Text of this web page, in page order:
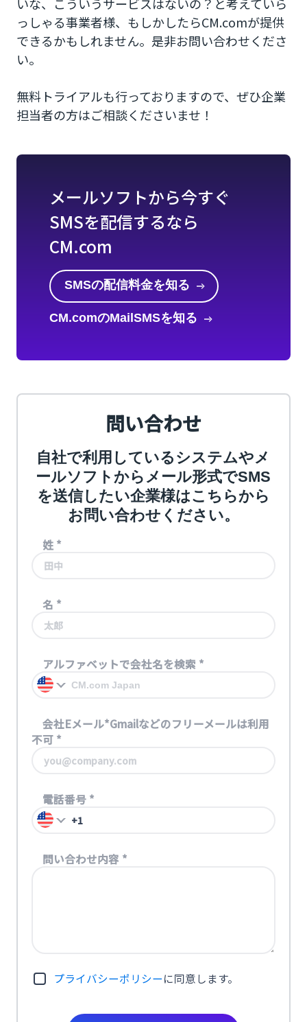
っしゃる事業者様、もしかしたらCM.comが提供
できるかもしれません。是非お問い合わせくださ
い。
無料トライアルも行っておりますので、ぜひ企業
担当者の方はご相談くださいませ！
メールソフトから今すぐ
SMSを配信するなら
CM.com
SMSの配信料金を知る
CM.comのMailSMSを知る
問い合わせ
自社で利用しているシステムやメ
ールソフトからメール形式でSMS
を送信したい企業様はこちらから
お問い合わせください。
姓 *
名 *
アルファベットで会社名を検索 *
会社Eメール*Gmailなどのフリーメールは利用
不可 *
電話番号 *
問い合わせ内容 *
プライバシーポリシーに同意します。